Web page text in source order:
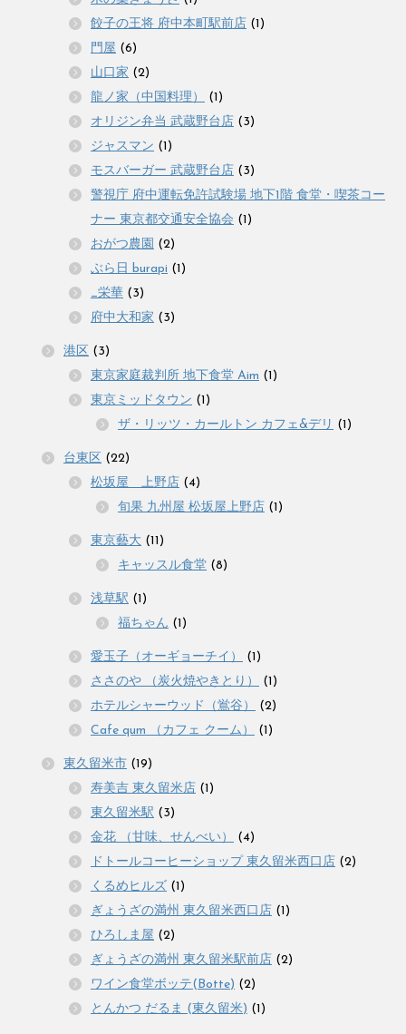
餃子の王将 府中本町駅前店 (1)
門屋 (6)
山口家 (2)
龍ノ家（中国料理）
(1)
オリジン弁当 武蔵野台店 (3)
ジャスマン (1)
モスバーガー 武蔵野台店 (3)
警視庁 府中運転免許試験場 地下1階 食堂・喫茶コー
ナー 東京都交通安全協会 (1)
おがつ農園 (2)
ぶら日 burapi (1)
_栄華 (3)
府中大和家 (3)
港区 (3)
東京家庭裁判所 地下食堂 Aim (1)
東京ミッドタウン (1)
ザ・リッツ・カールトン カフェ&デリ (1)
台東区 (22)
松坂屋 上野店 (4)
旬果 九州屋 松坂屋上野店 (1)
東京藝大 (11)
キャッスル食堂 (8)
浅草駅 (1)
福ちゃん (1)
愛玉子（オーギョーチイ）
(1)
ささのや （炭火焼やきとり）
(1)
ホテルシャーウッド（鴬谷）
(2)
Cafe qum （カフェ クーム）
(1)
東久留米市 (19)
寿美吉 東久留米店 (1)
東久留米駅 (3)
金花 （甘味、せんべい）
(4)
ドトールコーヒーショップ 東久留米西口店 (2)
くるめヒルズ (1)
ぎょうざの満州 東久留米西口店 (1)
ひろしま屋 (2)
ぎょうざの満州 東久留米駅前店 (2)
ワイン食堂ボッテ(Botte) (2)
とんかつ だるま (東久留米) (1)